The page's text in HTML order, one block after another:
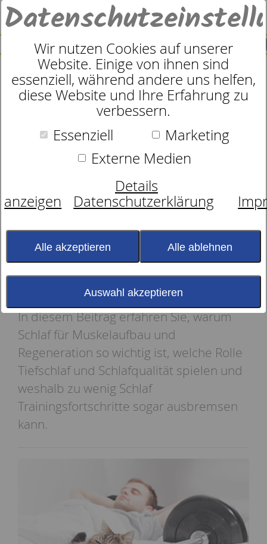
SUCHE
0
Muskelaufbau und Schlaf: Warum
Regeneration in der Nacht so
wichtig ist
Wer Muskeln aufbauen möchte, denkt
meist zuerst an Training und Ernährung.
Beides ist wichtig – doch auch der Schlaf
Körper wächst nicht während der
Belastung, sondern vor allem in den
Phasen, in denen er sich wieder erholen
In diesem Beitrag erfahren Sie, warum
Schlaf für Muskelaufbau und
Regeneration so wichtig ist, welche Rolle
Tiefschlaf und Schlafqualität spielen und
weshalb zu wenig Schlaf
Trainingsfortschritte sogar ausbremsen
kann.
Wir nutzen Cookies auf unserer
Website. Einige von ihnen sind
essenziell, während andere uns helfen,
diese Website und Ihre Erfahrung zu
verbessern.
Essenziell
Marketing
Externe Medien
Details
anzeigen
Datenschutzerklärung
Alle akzeptieren Alle ablehnen
Auswahl akzeptieren